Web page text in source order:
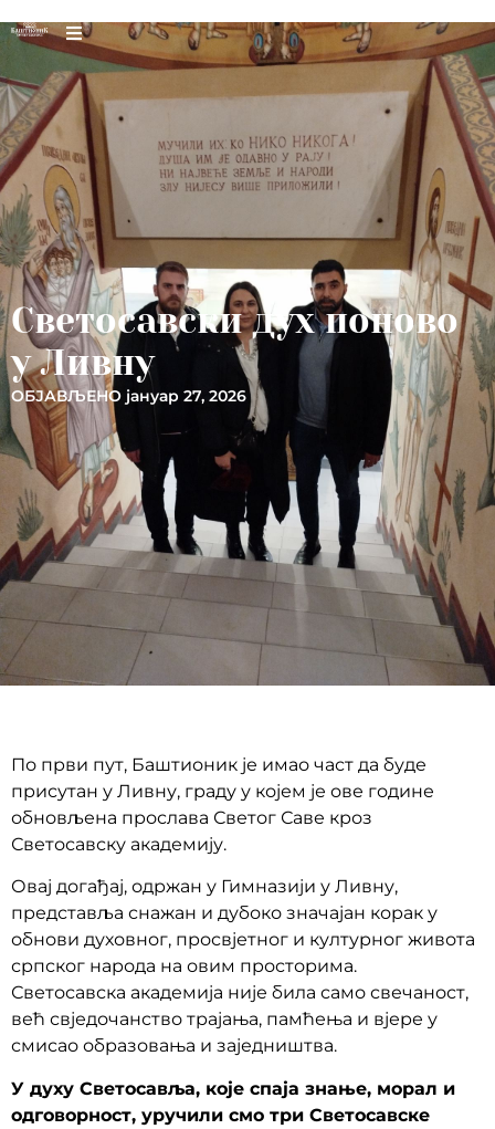
Светосавски дух поново
у Ливну
ОБЈАВЉЕНО јануар 27, 2026
По први пут, Баштионик је имао част да буде
присутан у Ливну, граду у којем је ове године
обновљена прослава Светог Саве кроз
Светосавску академију.
Овај догађај, одржан у Гимназији у Ливну,
представља снажан и дубоко значајан корак у
обнови духовног, просвјетног и културног живота
српског народа на овим просторима.
Светосавска академија није била само свечаност,
већ свједочанство трајања, памћења и вјере у
смисао образовања и заједништва.
У духу Светосавља, које спаја знање, морал и
одговорност, уручили смо три Светосавске